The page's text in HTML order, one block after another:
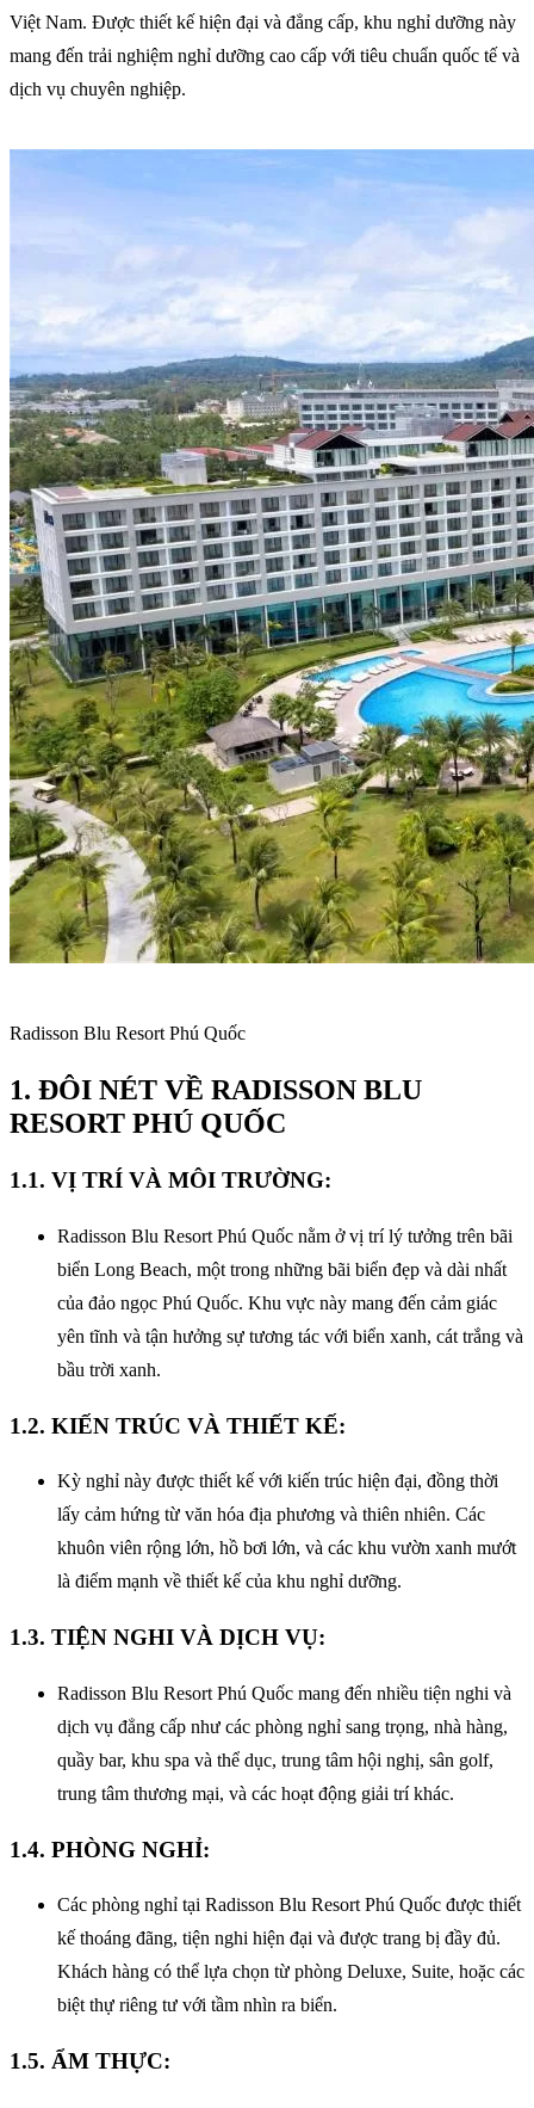
Việt Nam. Được thiết kế hiện đại và đẳng cấp, khu nghỉ dưỡng này
mang đến trải nghiệm nghỉ dưỡng cao cấp với tiêu chuẩn quốc tế và
dịch vụ chuyên nghiệp.
Radisson Blu Resort Phú Quốc
1. ĐÔI NÉT VỀ RADISSON BLU
RESORT PHÚ QUỐC
1.1. VỊ TRÍ VÀ MÔI TRƯỜNG:
Radisson Blu Resort Phú Quốc nằm ở vị trí lý tưởng trên bãi
biển Long Beach, một trong những bãi biển đẹp và dài nhất
của đảo ngọc Phú Quốc. Khu vực này mang đến cảm giác
yên tĩnh và tận hưởng sự tương tác với biển xanh, cát trắng và
bầu trời xanh.
1.2. KIẾN TRÚC VÀ THIẾT KẾ:
Kỳ nghỉ này được thiết kế với kiến trúc hiện đại, đồng thời
lấy cảm hứng từ văn hóa địa phương và thiên nhiên. Các
khuôn viên rộng lớn, hồ bơi lớn, và các khu vườn xanh mướt
là điểm mạnh về thiết kế của khu nghỉ dưỡng.
1.3. TIỆN NGHI VÀ DỊCH VỤ:
Radisson Blu Resort Phú Quốc mang đến nhiều tiện nghi và
dịch vụ đẳng cấp như các phòng nghỉ sang trọng, nhà hàng,
quầy bar, khu spa và thể dục, trung tâm hội nghị, sân golf,
trung tâm thương mại, và các hoạt động giải trí khác.
1.4. PHÒNG NGHỈ:
Các phòng nghỉ tại Radisson Blu Resort Phú Quốc được thiết
kế thoáng đãng, tiện nghi hiện đại và được trang bị đầy đủ.
Khách hàng có thể lựa chọn từ phòng Deluxe, Suite, hoặc các
biệt thự riêng tư với tầm nhìn ra biển.
1.5. ẨM THỰC: